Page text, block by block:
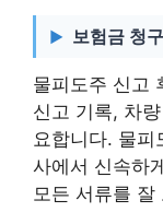
보험금 청
물피도주 신고
신고 기록, 차
요합니다. 물피
사에서 신속하
모든 서류를 잘